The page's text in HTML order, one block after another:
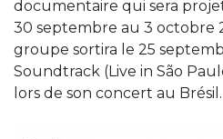
documentaire qui sera
30 septembre au 3 octobre
groupe sortira le 25
Soundtrack (Live in São
lors de son concert au Brésil.